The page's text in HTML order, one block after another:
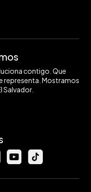
contigo. Que
representa. Mostramos
Salvador.